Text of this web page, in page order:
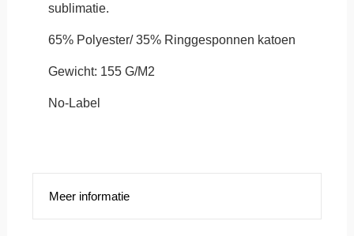
sublimatie.
65% Polyester/ 35% Ringgesponnen katoen
Gewicht: 155 G/M2
No-Label
Meer informatie